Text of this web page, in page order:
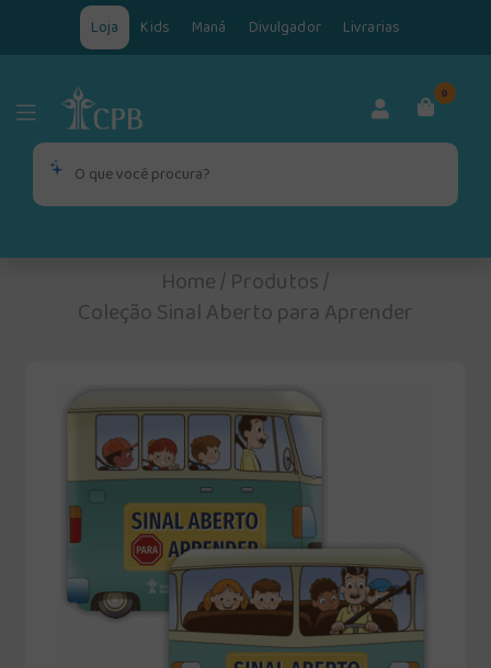
Loja Kids Maná Divulgador Livrarias
0
Home/Produtos/
Coleção Sinal Aberto para Aprender